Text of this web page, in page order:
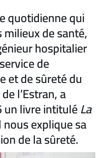
quotidienne qui
de santé,
hospitalier
de
et de sûreté du
l’Estran, a
un livre intituléLa
nous explique sa
de la sûreté.